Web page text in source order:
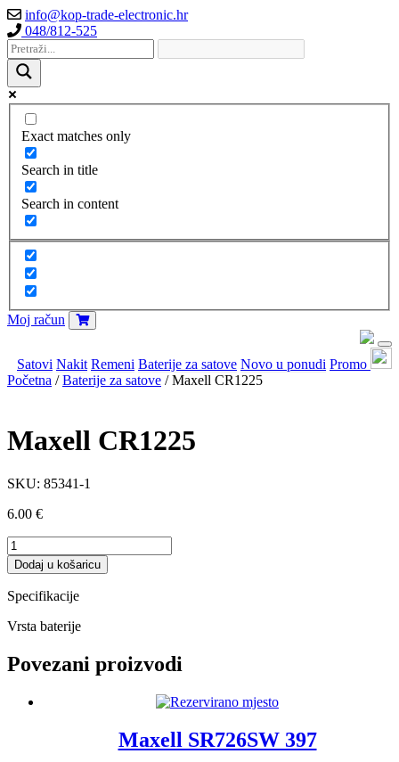
info@kop-trade-electronic.hr
048/812-525
Exact matches only
Search in title
Search in content
Moj račun
Satovi Nakit Remeni Baterije za satove Novo u ponudi Promo
Početna /Baterije za satove / Maxell CR1225
Maxell CR1225
SKU: 85341-1
6.00 €
Maxell
CR1225
količina
Dodaj u košaricu
Specifikacije
Vrsta baterije
Povezani proizvodi
Maxell SR726SW 397